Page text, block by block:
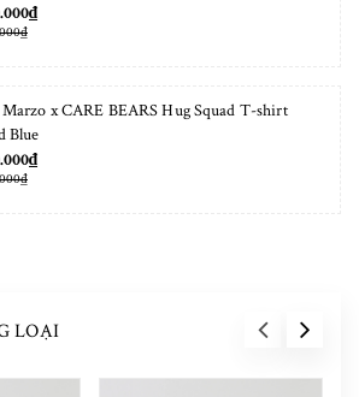
Marzo x CARE BEARS Hug Squad T-shirt
Blue
LOẠI